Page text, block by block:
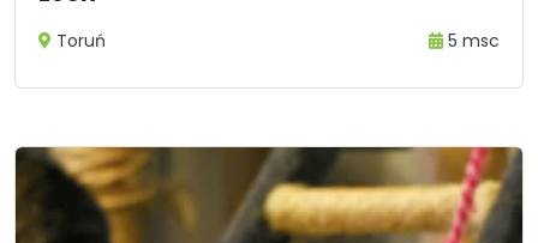
Toruń 5 msc